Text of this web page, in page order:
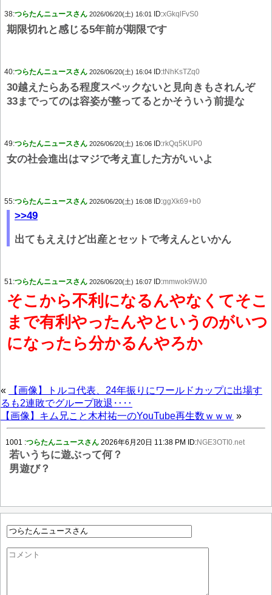
38:つらたんニュースさん 2026/06/20(土) 16:01 ID:xGkqlFvS0
期限切れと感じる5年前が期限です
40:つらたんニュースさん 2026/06/20(土) 16:04 ID:tNhKsTZq0
30越えたらある程度スペックないと見向きもされんぞ
33までってのは容姿が整ってるとかそういう前提な
49:つらたんニュースさん 2026/06/20(土) 16:06 ID:rkQq5KUP0
女の社会進出はマジで考え直した方がいいよ
55:つらたんニュースさん 2026/06/20(土) 16:08 ID:ggXk69+b0
>>49
出てもええけど出産とセットで考えんといかん
51:つらたんニュースさん 2026/06/20(土) 16:07 ID:mmwok9WJ0
そこから不利になるんやなくてそこ
まで有利やったんやというのがいつ
になったら分かるんやろか
«
【画像】トルコ代表、24年振りにワールドカップに出場す
るも2連敗でグループ敗退‥‥
【画像】キム兄こと木村祐一のYouTube再生数ｗｗｗ »
1001 :つらたんニュースさん 2026年6月20日 11:38 PM ID:NGE3OTI0.net
若いうちに遊ぶって何？
男遊び？